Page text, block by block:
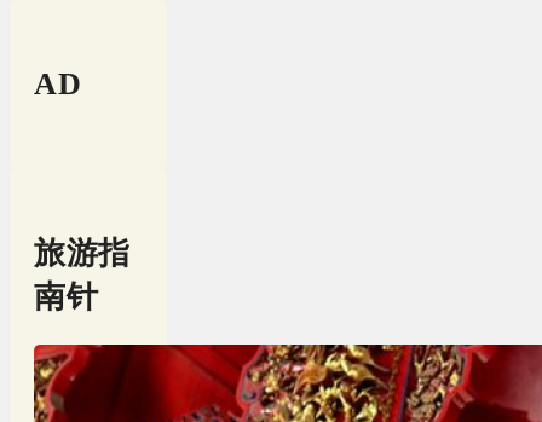
AD
旅游指
南针